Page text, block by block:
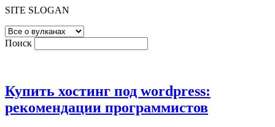
SITE SLOGAN
Поиск
Купить хостинг под wordpress:
рекомендации программистов